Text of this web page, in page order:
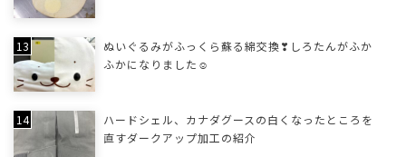
ぬいぐるみがふっくら蘇る綿交換❣しろたんがふか
ふかになりました☺
ハードシェル、カナダグースの白くなったところを
直すダークアップ加工の紹介